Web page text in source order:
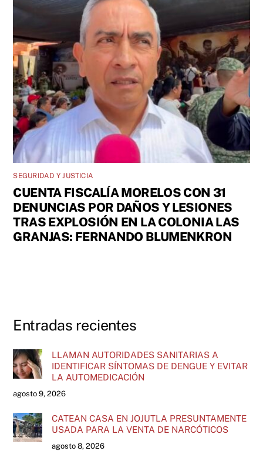
SEGURIDAD Y JUSTICIA
CUENTA FISCALÍA MORELOS CON 31
DENUNCIAS POR DAÑOS Y LESIONES
TRAS EXPLOSIÓN EN LA COLONIA LAS
GRANJAS: FERNANDO BLUMENKRON
Entradas recientes
LLAMAN AUTORIDADES SANITARIAS A
IDENTIFICAR SÍNTOMAS DE DENGUE Y EVITAR
LA AUTOMEDICACIÓN
agosto 9, 2026
CATEAN CASA EN JOJUTLA PRESUNTAMENTE
USADA PARA LA VENTA DE NARCÓTICOS
agosto 8, 2026